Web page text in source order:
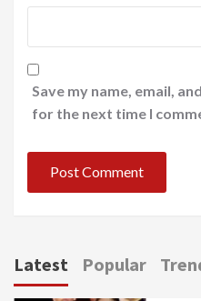
Save my name, email,
for the next time I
Latest Popular